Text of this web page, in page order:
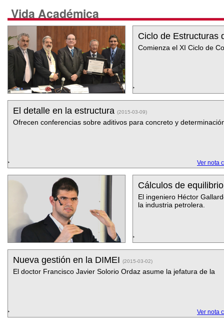
Vida Académica
Ciclo de Estructuras
Comienza el XI Ciclo de
El detalle en la estructura (2015-03-09)
Ofrecen conferencias sobre aditivos para concreto y
Ver nota
Cálculos de
El ingeniero Héctor
la industria petrolera.
Nueva gestión en la DIMEI (2015-03-02)
El doctor Francisco Javier Solorio Ordaz asume la jefatura de la
Ver nota